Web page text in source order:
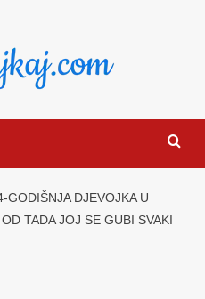
GODIŠNJA DJEVOJKA U
TADA JOJ SE GUBI SVAKI